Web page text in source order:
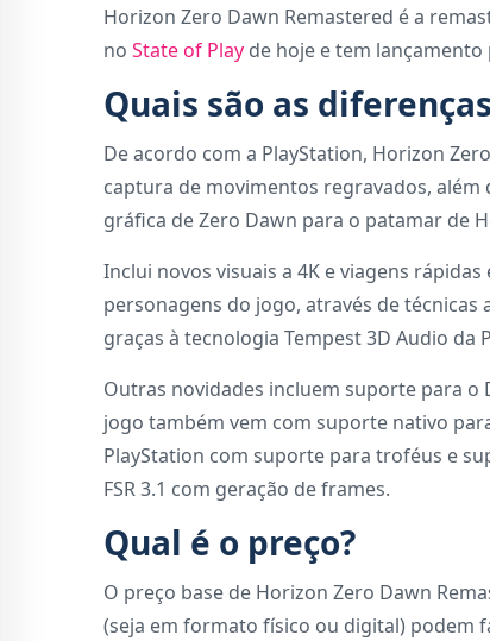
Horizon Zero Dawn Remastered é a
no State of Play de hoje e tem lançamento
Quais são as
De acordo com a PlayStation, Horizon
captura de movimentos regravados,
gráfica de Zero Dawn para o patamar de
Inclui novos visuais a 4K e viagens
personagens do jogo, através de
graças à tecnologia Tempest 3D Audio da
Outras novidades incluem suporte para o
jogo também vem com suporte nativo
PlayStation com suporte para troféus e
FSR 3.1 com geração de frames.
Qual é o preço?
O preço base de Horizon Zero Dawn
(seja em formato físico ou digital) podem